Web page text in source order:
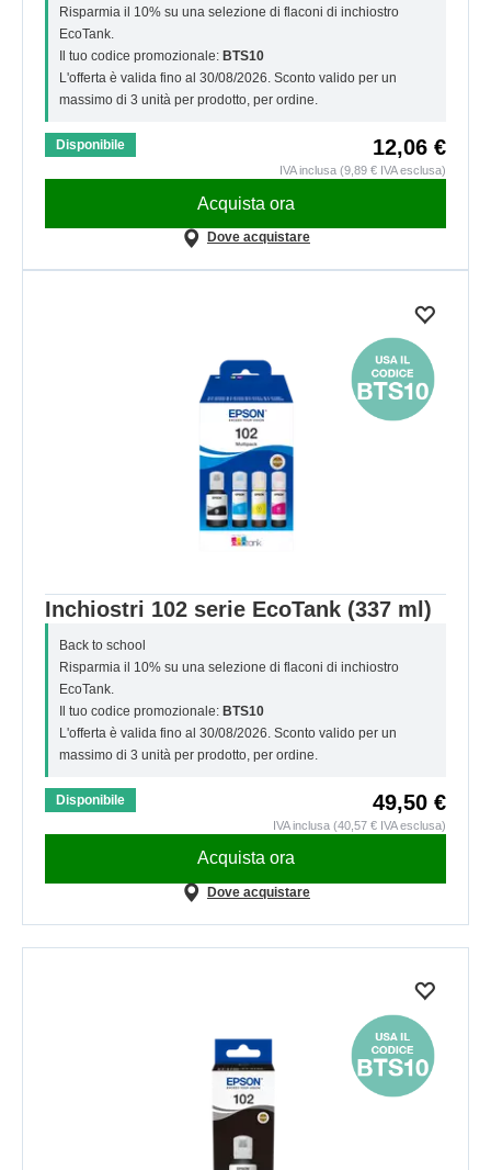
Risparmia il 10% su una selezione di flaconi di inchiostro
EcoTank.
Il tuo codice promozionale: BTS10
L'offerta è valida fino al 30/08/2026. Sconto valido per un
massimo di 3 unità per prodotto, per ordine.
Disponibile 12,06 €
IVA inclusa (9,89 € IVA esclusa)
Acquista ora
Dove acquistare
Inchiostri 102 serie EcoTank (337 ml)
Back to school
Risparmia il 10% su una selezione di flaconi di inchiostro
EcoTank.
Il tuo codice promozionale: BTS10
L'offerta è valida fino al 30/08/2026. Sconto valido per un
massimo di 3 unità per prodotto, per ordine.
Disponibile 49,50 €
IVA inclusa (40,57 € IVA esclusa)
Acquista ora
Dove acquistare